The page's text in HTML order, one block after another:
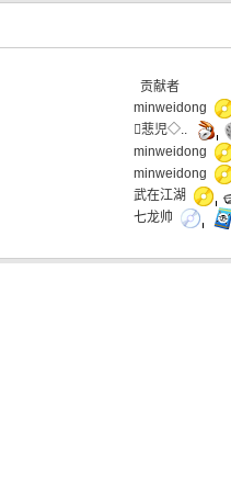
贡献者
minweidong
蕜児◇..
minweidong
minweidong
武在江湖
七龙帅